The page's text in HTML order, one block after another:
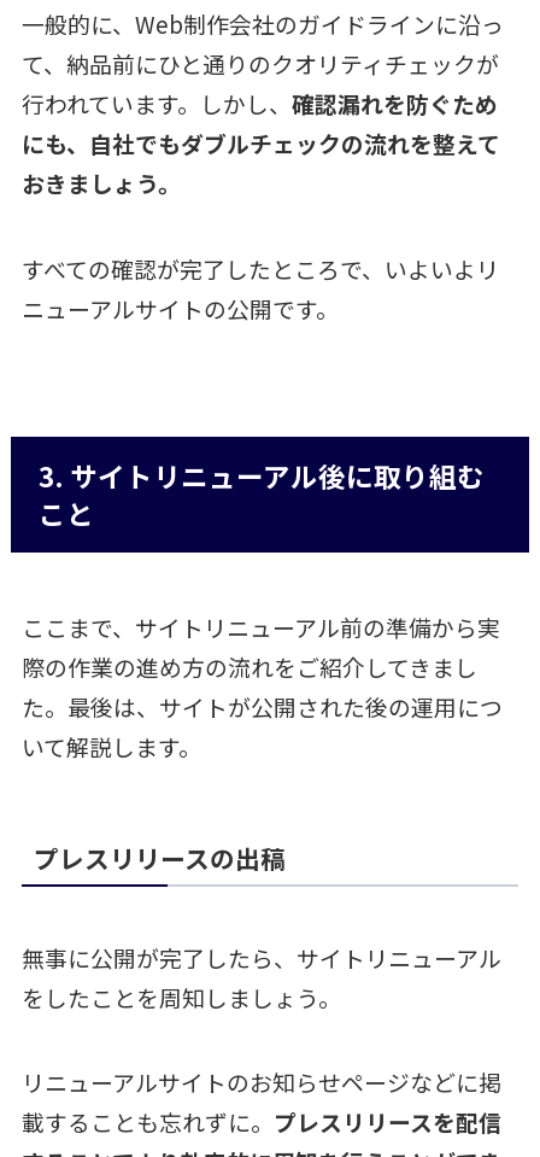
一般的に、Web制作会社のガイドラインに沿っ
て、納品前にひと通りのクオリティチェックが
行われています。しかし、 確認漏れを防ぐため
にも、自社でもダブルチェックの流れを整えて
おきましょう。
すべての確認が完了したところで、いよいよリ
ニューアルサイトの公開です。
3. サイトリニューアル後に取り組む
こと
ここまで、サイトリニューアル前の準備から実
際の作業の進め方の流れをご紹介してきまし
た。最後は、サイトが公開された後の運用につ
いて解説します。
プレスリリースの出稿
無事に公開が完了したら、サイトリニューアル
をしたことを周知しましょう。
リニューアルサイトのお知らせページなどに掲
載することも忘れずに。 プレスリリースを配信